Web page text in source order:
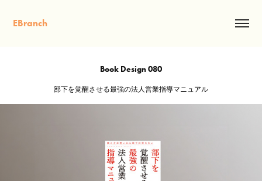
EBranch
Book Design 080
部下を覚醒させる最強の法人営業指導マニュアル